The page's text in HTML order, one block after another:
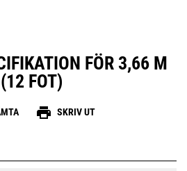
FÖR 3,66 M
(12 FOT)
print SKRIV UT